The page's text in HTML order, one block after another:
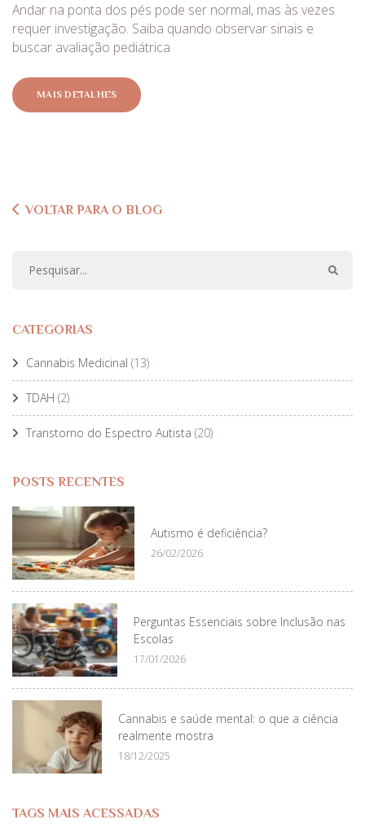
Andar na ponta dos pés pode ser normal, mas às vezes
requer investigação. Saiba quando observar sinais e
buscar avaliação pediátrica
MAIS DETALHES
VOLTAR PARA O BLOG
CATEGORIAS
Cannabis Medicinal (13)
TDAH (2)
Transtorno do Espectro Autista (20)
POSTS RECENTES
Autismo é deficiência?
26/02/2026
Perguntas Essenciais sobre Inclusão nas
Escolas
17/01/2026
Cannabis e saúde mental: o que a ciência
realmente mostra
18/12/2025
TAGS MAIS ACESSADAS